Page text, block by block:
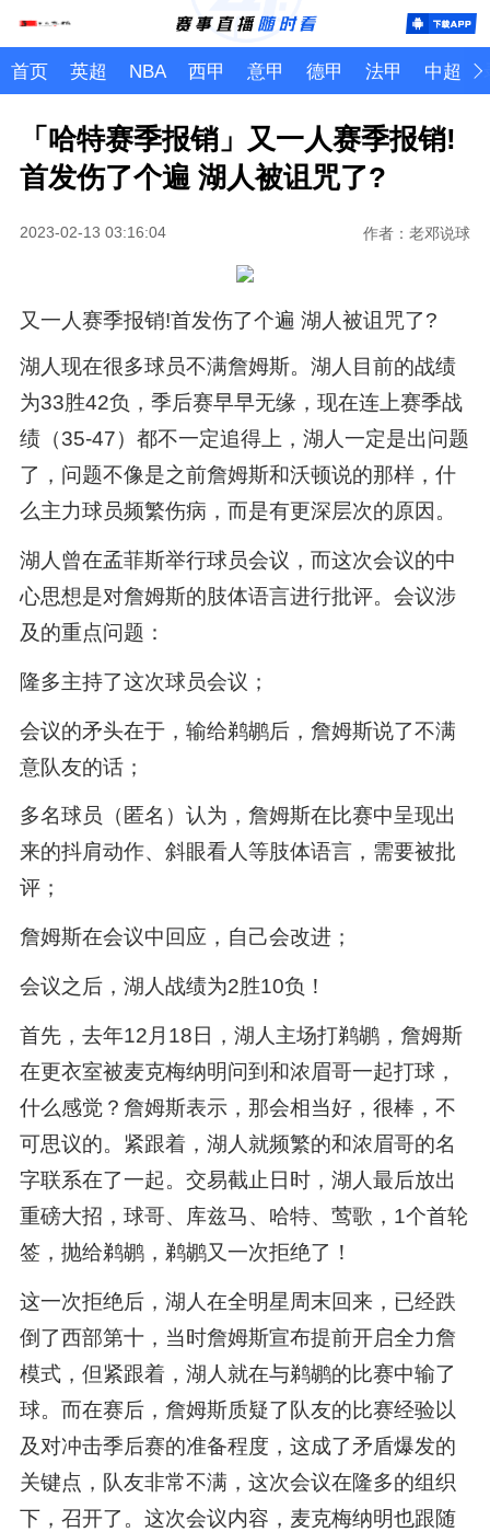
首页 英超 NBA 西甲 意甲 德甲 法甲 中超
「哈特赛季报销」又一人赛季报销!
首发伤了个遍 湖人被诅咒了?
2023-02-13 03:16:04 作者：老邓说球
又一人赛季报销!首发伤了个遍 湖人被诅咒了?
湖人现在很多球员不满詹姆斯。湖人目前的战绩
为33胜42负，季后赛早早无缘，现在连上赛季战
绩（35-47）都不一定追得上，湖人一定是出问题
了，问题不像是之前詹姆斯和沃顿说的那样，什
么主力球员频繁伤病，而是有更深层次的原因。
湖人曾在孟菲斯举行球员会议，而这次会议的中
心思想是对詹姆斯的肢体语言进行批评。会议涉
及的重点问题：
隆多主持了这次球员会议；
会议的矛头在于，输给鹈鹕后，詹姆斯说了不满
意队友的话；
多名球员（匿名）认为，詹姆斯在比赛中呈现出
来的抖肩动作、斜眼看人等肢体语言，需要被批
评；
詹姆斯在会议中回应，自己会改进；
会议之后，湖人战绩为2胜10负！
首先，去年12月18日，湖人主场打鹈鹕，詹姆斯
在更衣室被麦克梅纳明问到和浓眉哥一起打球，
什么感觉？詹姆斯表示，那会相当好，很棒，不
可思议的。紧跟着，湖人就频繁的和浓眉哥的名
字联系在了一起。交易截止日时，湖人最后放出
重磅大招，球哥、库兹马、哈特、莺歌，1个首轮
签，抛给鹈鹕，鹈鹕又一次拒绝了！
这一次拒绝后，湖人在全明星周末回来，已经跌
倒了西部第十，当时詹姆斯宣布提前开启全力詹
模式，但紧跟着，湖人就在与鹈鹕的比赛中输了
球。而在赛后，詹姆斯质疑了队友的比赛经验以
及对冲击季后赛的准备程度，这成了矛盾爆发的
关键点，队友非常不满，这次会议在隆多的组织
下，召开了。这次会议内容，麦克梅纳明也跟随